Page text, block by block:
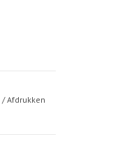
/Afdrukken